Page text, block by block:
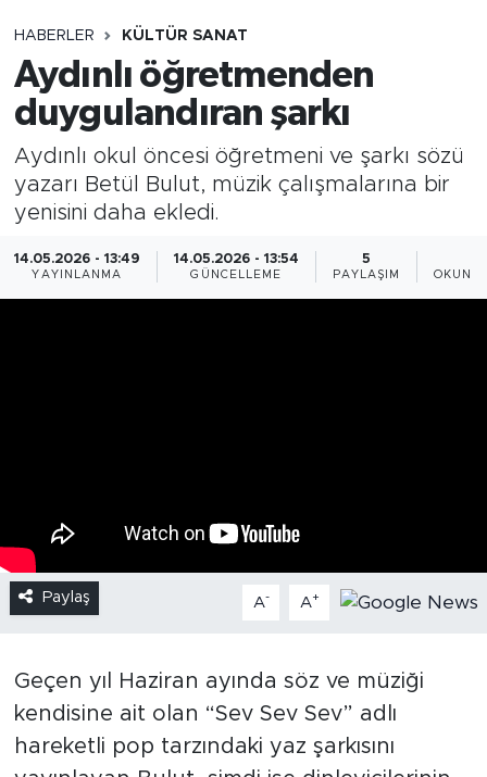
HABERLER KÜLTÜR SANAT
Aydınlı öğretmenden
duygulandıran şarkı
Aydınlı okul öncesi öğretmeni ve şarkı sözü
yazarı Betül Bulut, müzik çalışmalarına bir
yenisini daha ekledi.
14.05.2026 - 13:49
YAYINLANMA
14.05.2026 - 13:54
GÜNCELLEME
5
PAYLAŞIM
Paylaş A- A+
Geçen yıl Haziran ayında söz ve müziği
kendisine ait olan “Sev Sev Sev” adlı
hareketli pop tarzındaki yaz şarkısını